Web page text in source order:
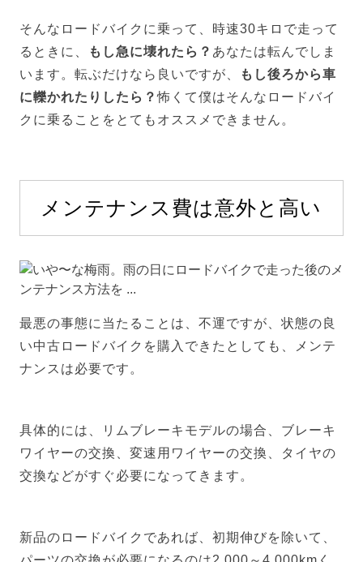
そんなロードバイクに乗って、時速30キロで走って
るときに、
もし急に壊れたら？ あなたは転んでしま
います。転ぶだけなら良いですが、
もし後ろから車
に轢かれたりしたら？怖くて僕はそんなロードバイ
クに乗ることをとてもオススメできません。
メンテナンス費は意外と高い
最悪の事態に当たることは、不運ですが、状態の良
い中古ロードバイクを購入できたとしても、メンテ
ナンスは必要です。
具体的には、リムブレーキモデルの場合、ブレーキ
ワイヤーの交換、変速用ワイヤーの交換、タイヤの
交換などがすぐ必要になってきます。
新品のロードバイクであれば、初期伸びを除いて、